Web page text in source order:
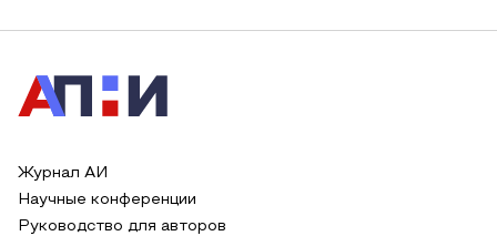
Журнал АИ
Научные конференции
Руководство для авторов